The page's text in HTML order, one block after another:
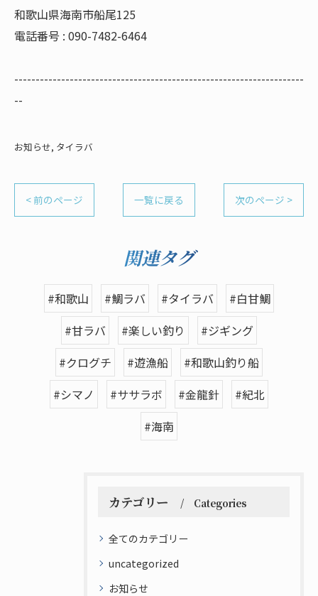
和歌山県海南市船尾125
電話番号 : 090-7482-6464
--------------------------------------------------------------------
--
お知らせ タイラバ
< 前のページ 一覧に戻る 次のページ >
関連タグ
#和歌山 #鯛ラバ #タイラバ
#白甘鯛
#甘ラバ
#楽しい釣り
#ジギング
#クログチ
#遊漁船
#和歌山釣り船
#シマノ
#ササラボ #金龍針
#紀北
#海南
カテゴリー Categories
全てのカテゴリー
uncategorized
お知らせ